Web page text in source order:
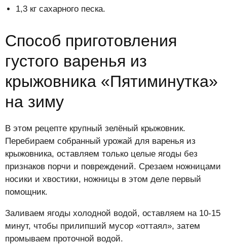
1,3 кг сахарного песка.
Способ приготовления
густого варенья из
крыжовника «Пятиминутка»
на зиму
В этом рецепте крупный зелёный крыжовник.
Перебираем собранный урожай для варенья из
крыжовника, оставляем только целые ягоды без
признаков порчи и повреждений. Срезаем ножницами
носики и хвостики, ножницы в этом деле первый
помощник.
Заливаем ягоды холодной водой, оставляем на 10-15
минут, чтобы прилипший мусор «оттаял», затем
промываем проточной водой.